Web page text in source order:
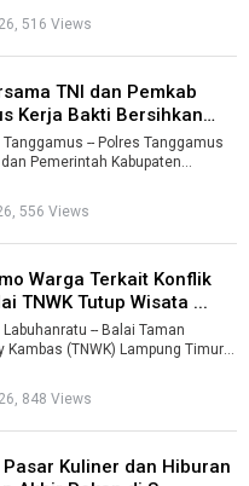
516 Views
TNI dan Pemkab
Kerja Bakti Bersihkan
Tanggamus -- Polres Tanggamus
Pemerintah Kabupaten
556 Views
Warga Terkait Konflik
Gajah, Balai TNWK Tutup Wisata ...
Labuhanratu -- Balai Taman
Kambas (TNWK) Lampung Timur
848 Views
Pasar Kuliner dan Hiburan